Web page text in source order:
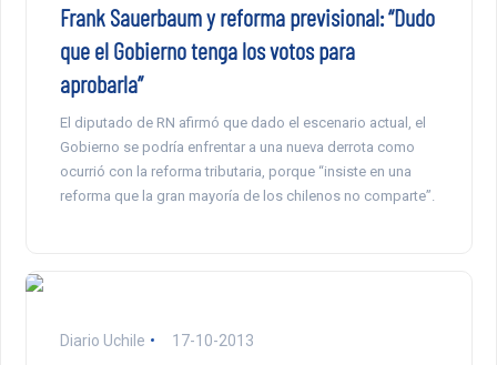
Frank Sauerbaum y reforma previsional: “Dudo
que el Gobierno tenga los votos para
aprobarla”
El diputado de RN afirmó que dado el escenario actual, el
Gobierno se podría enfrentar a una nueva derrota como
ocurrió con la reforma tributaria, porque “insiste en una
reforma que la gran mayoría de los chilenos no comparte”.
Diario Uchile 17-10-2013